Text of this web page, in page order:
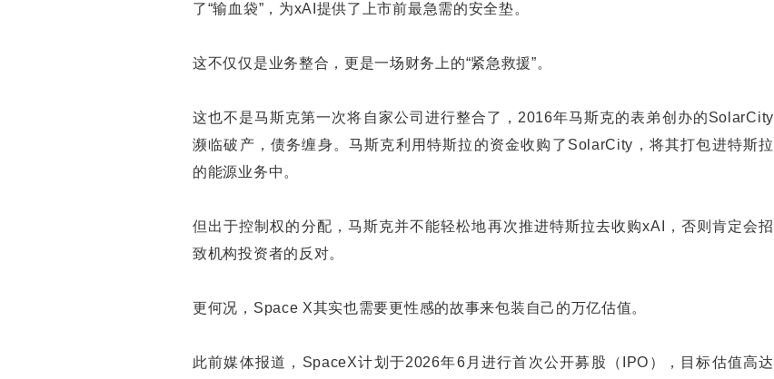
了“输血袋”，为xAI提供了上市前最急需的安全垫。
这不仅仅是业务整合，更是一场财务上的“紧急救援”。
这也不是马斯克第一次将自家公司进行整合了，2016年马斯克的表弟创办的SolarCity
濒临破产，债务缠身。马斯克利用特斯拉的资金收购了SolarCity，将其打包进特斯拉
的能源业务中。
但出于控制权的分配，马斯克并不能轻松地再次推进特斯拉去收购xAI，否则肯定会招
致机构投资者的反对。
更何况，Space X其实也需要更性感的故事来包装自己的万亿估值。
此前媒体报道，SpaceX计划于2026年6月进行首次公开募股（IPO），目标估值高达